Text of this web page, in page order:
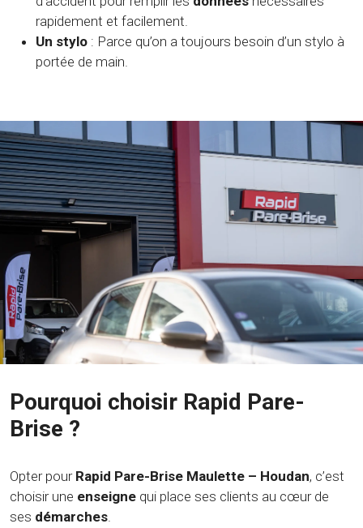
rapidement et facilement.
Un stylo : Parce qu’on a toujours besoin d’un stylo à
portée de main.
Pourquoi choisir Rapid Pare-
Brise ?
Opter pour Rapid Pare-Brise Maulette – Houdan, c’est
choisir une enseigne qui place ses clients au cœur de
ses démarches.